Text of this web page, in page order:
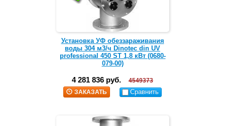
Установка УФ обеззараживания
воды 304 м3/ч Dinotec din UV
professional 450 ST 1,8 кВт (0680-
079-00)
4 281 836 руб.
4549373
ЗАКАЗАТЬ
Сравнить